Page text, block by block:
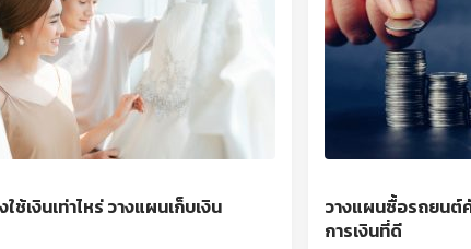
ช้เงินเท่าไหร่ วางแผนเก็บเงิน
วางแผนซื้อรถยนต์
การเงินที่ดี